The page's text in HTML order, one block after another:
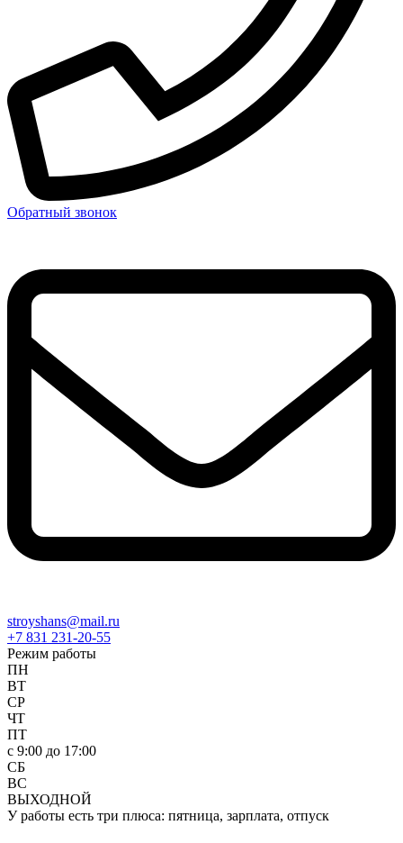
Обратный звонок
stroyshans@mail.ru
+7 831 231-20-55
Режим работы
ПН
ВТ
СР
ЧТ
ПТ
c 9:00 до 17:00
СБ
ВС
ВЫХОДНОЙ
У работы есть три плюса: пятница, зарплата, отпуск